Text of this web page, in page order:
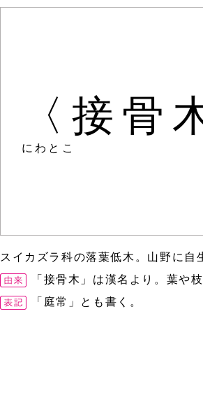
〈接骨
にわとこ
スイカズラ科の落葉低木。山野に自
「接骨木」は漢名より。葉や
「庭常」とも書く。